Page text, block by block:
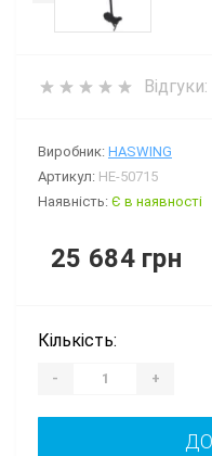
Відгуки:
Виробник: HASWING
Артикул: HE-50715
Наявність: Є в наявності
25 684 грн
Кількість:
- +